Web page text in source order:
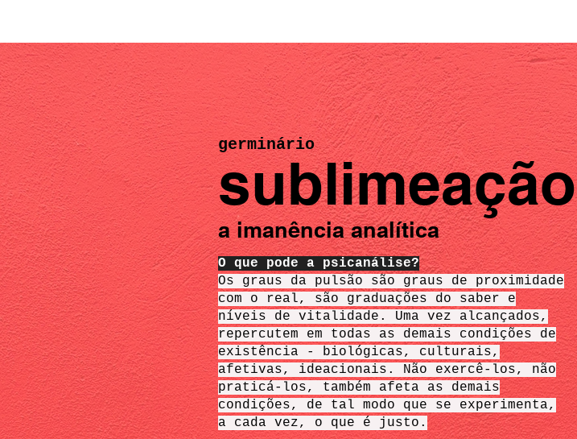
sublimeação
germinário
a imanência analítica
O que pode a psicanálise?
Os graus da pulsão são graus de proximidade
com o real, são graduações do saber e
níveis de vitalidade. Uma vez alcançados,
repercutem em todas as demais condições de
existência - biológicas, culturais,
afetivas, ideacionais. Não exercê-los, não
praticá-los, também afeta as demais
condições, de tal modo que se experimenta,
a cada vez, o que é justo.